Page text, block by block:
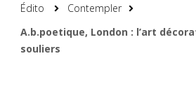
Édito
Contempler
A.b.poetique, London : l’art
souliers